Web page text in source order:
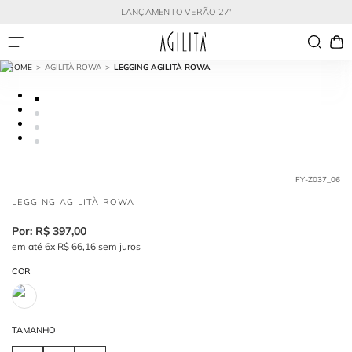
LANÇAMENTO VERÃO 27'
AGILITÀ ROWA LEGGING AGILITÀ ROWA
FY-Z037_06
LEGGING AGILITÀ ROWA
R$ 397,00
em até 6x R$ 66,16 sem juros
COR
TAMANHO